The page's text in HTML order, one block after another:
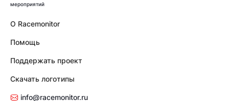
мероприятий
О Racemonitor
Помощь
Поддержать проект
Скачать логотипы
info@racemonitor.ru